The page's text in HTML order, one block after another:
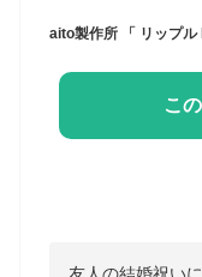
こ
友人の結婚祝い